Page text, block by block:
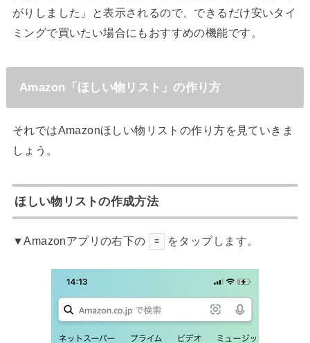
がりしました」と表示されるので、できるだけ安いタイ
ミングで買いたい場合にもおすすめの機能です。
Amazon「ほしい物リスト」の作り方
それではAmazonほしい物リストの作り方を見ていきま
しょう。
ほしい物リストの作成方法
▼Amazonアプリの右下の ≡ をタップします。